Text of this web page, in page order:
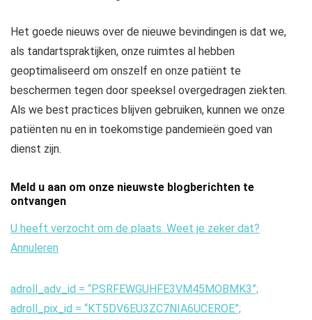
Het goede nieuws over de nieuwe bevindingen is dat we,
als tandartspraktijken, onze ruimtes al hebben
geoptimaliseerd om onszelf en onze patiënt te
beschermen tegen door speeksel overgedragen ziekten.
Als we best practices blijven gebruiken, kunnen we onze
patiënten nu en in toekomstige pandemieën goed van
dienst zijn.
Meld u aan om onze nieuwste blogberichten te
ontvangen
U heeft verzocht om de plaats. Weet je zeker dat?
Annuleren
adroll_adv_id = “PSRFEWGUHFE3VM45MOBMK3”;
adroll_pix_id = “KT5DV6EU3ZC7NIA6UCEROE”;